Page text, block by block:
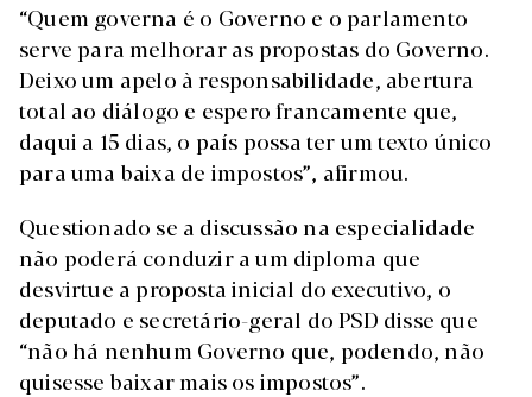
“Quem governa é o Governo e o parlamento
serve para melhorar as propostas do Governo.
Deixo um apelo à responsabilidade, abertura
total ao diálogo e espero francamente que,
daqui a 15 dias, o país possa ter um texto único
para uma baixa de impostos”, afirmou.
Questionado se a discussão na especialidade
não poderá conduzir a um diploma que
desvirtue a proposta inicial do executivo, o
deputado e secretário-geral do PSD disse que
“não há nenhum Governo que, podendo, não
quisesse baixar mais os impostos”.